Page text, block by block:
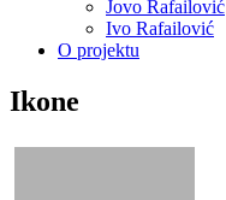
Jovo Rafailović
Ivo Rafailović
O projektu
Ikone